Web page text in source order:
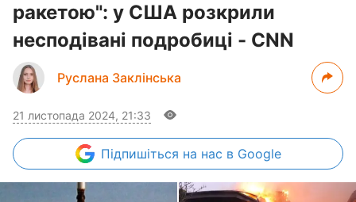
ракетою": у США розкрили
несподівані подробиці - CNN
Руслана Заклінська
21 листопада 2024, 21:33
Підпишіться на нас в Google